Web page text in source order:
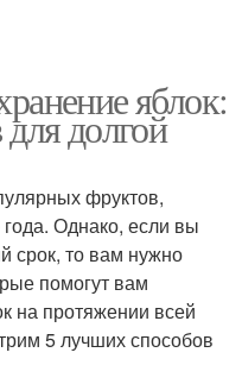
яблок:
долгой
фруктов,
Однако, если вы
срок, то вам нужно
помогут вам
на протяжении всей
5 лучших способов